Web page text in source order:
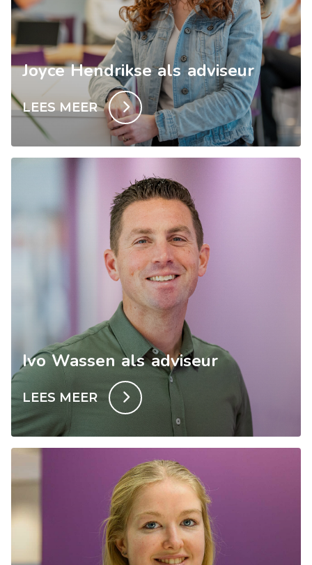
Joyce Hendrikse als adviseur
LEES MEER
Ivo Wassen als adviseur
LEES MEER